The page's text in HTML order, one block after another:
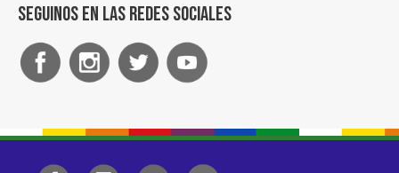
Seguinos en las redes sociales